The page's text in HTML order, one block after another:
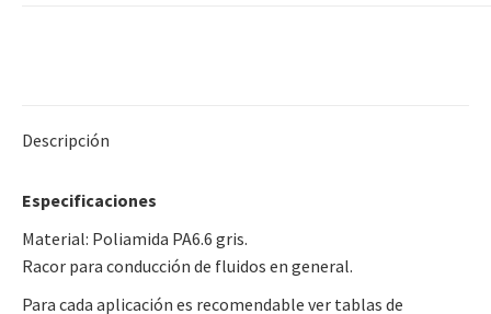
Descripción
Especificaciones
Material: Poliamida PA6.6 gris.
Racor para conducción de fluidos en general.
Para cada aplicación es recomendable ver tablas de